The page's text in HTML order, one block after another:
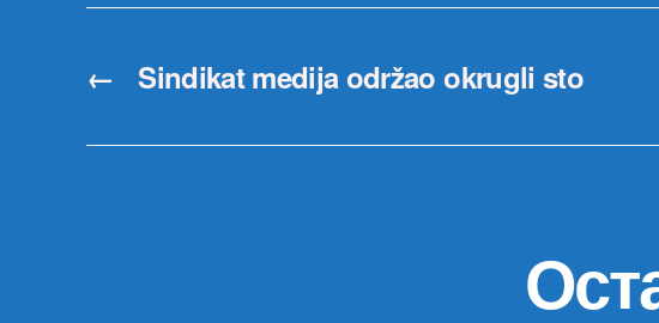
← Sindikat medija održao okrugli sto